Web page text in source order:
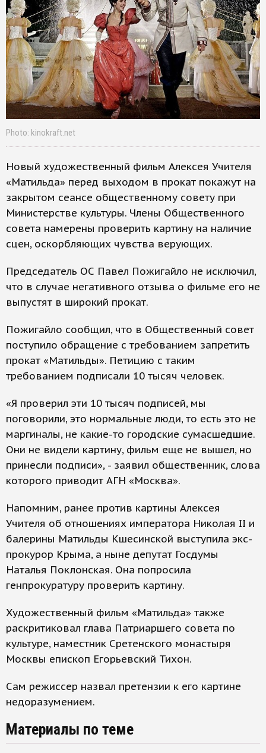
Photo: kinokraft.net
Новый художественный фильм Алексея Учителя
«Матильда» перед выходом в прокат покажут на
закрытом сеансе общественному совету при
Министерстве культуры. Члены Общественного
совета намерены проверить картину на наличие
сцен, оскорбляющих чувства верующих.
Председатель ОС Павел Пожигайло не исключил,
что в случае негативного отзыва о фильме его не
выпустят в широкий прокат.
Пожигайло сообщил, что в Общественный совет
поступило обращение с требованием запретить
прокат «Матильды». Петицию с таким
требованием подписали 10 тысяч человек.
«Я проверил эти 10 тысяч подписей, мы
поговорили, это нормальные люди, то есть это не
маргиналы, не какие-то городские сумасшедшие.
Они не видели картину, фильм еще не вышел, но
принесли подписи», - заявил общественник, слова
которого приводит АГН «Москва».
Напомним, ранее против картины Алексея
Учителя об отношениях императора Николая II и
балерины Матильды Кшесинской выступила экс-
прокурор Крыма, а ныне депутат Госдумы
Наталья Поклонская. Она попросила
генпрокуратуру проверить картину.
Художественный фильм «Матильда» также
раскритиковал глава Патриаршего совета по
культуре, наместник Сретенского монастыря
Москвы епископ Егорьевский Тихон.
Сам режиссер назвал претензии к его картине
недоразумением.
Материалы по теме